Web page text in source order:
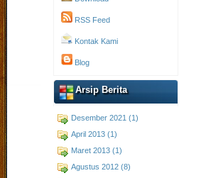
RSS Feed
Kontak Kami
Blog
Arsip Berita
Desember 2021 (1)
April 2013 (1)
Maret 2013 (1)
Agustus 2012 (8)